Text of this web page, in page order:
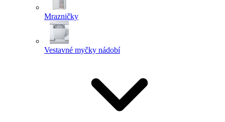
Mrazničky
Vestavné myčky nádobí